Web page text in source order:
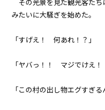
８
その光景を見た観光客たち
みたいに大騒ぎを始めた。
「すげえ！ 何あれ！？」
「ヤバっ！！ マジでけえ！
「この村の出し物エグすぎる